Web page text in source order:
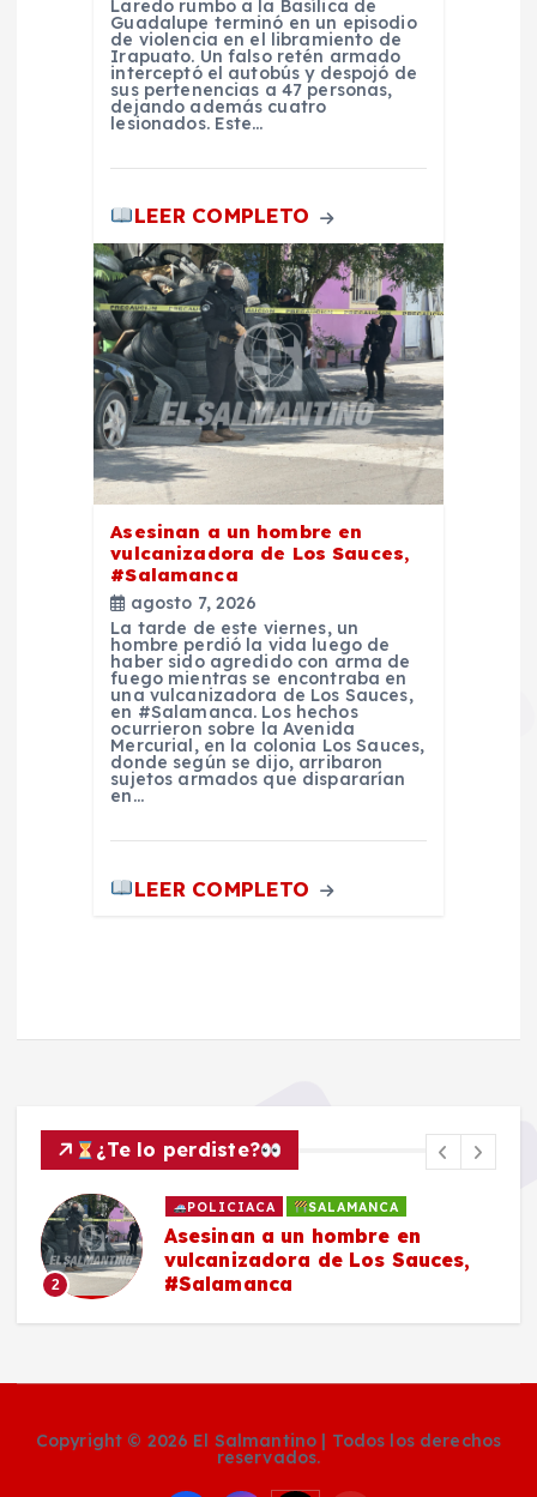
Laredo rumbo a la Basílica de
Guadalupe terminó en un episodio
de violencia en el libramiento de
Irapuato. Un falso retén armado
interceptó el autobús y despojó de
sus pertenencias a 47 personas,
dejando además cuatro
lesionados. Este…
LEER COMPLETO
Asesinan a un hombre en
vulcanizadora de Los Sauces,
#Salamanca
agosto 7, 2026
La tarde de este viernes, un
hombre perdió la vida luego de
haber sido agredido con arma de
fuego mientras se encontraba en
una vulcanizadora de Los Sauces,
en #Salamanca. Los hechos
ocurrieron sobre la Avenida
Mercurial, en la colonia Los Sauces,
donde según se dijo, arribaron
sujetos armados que dispararían
en…
LEER COMPLETO
¿Te lo perdiste?
2
POLICIACA SALAMANCA
Asesinan a un hombre en
vulcanizadora de Los Sauces,
#Salamanca
Copyright © 2026 El Salmantino | Todos los derechos
reservados.